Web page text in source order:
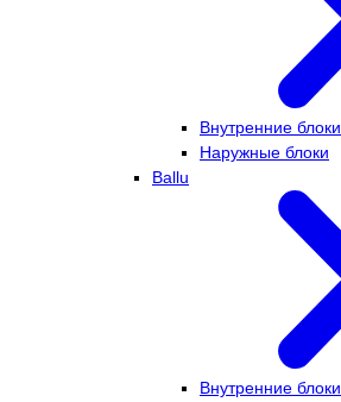
Внутренние блоки
Наружные блоки
Ballu
Внутренние блоки